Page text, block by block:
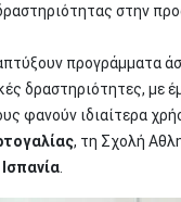
στην
προγράμματα
δραστηριότητες, με
φανούν ιδιαίτερα
, τη Σχολή
Ισπανία